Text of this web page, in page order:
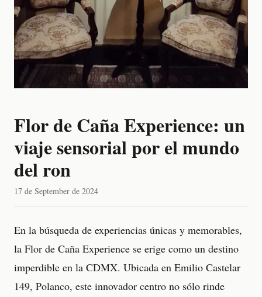
Flor de Caña Experience: un
viaje sensorial por el mundo
del ron
17 de September de 2024
En la búsqueda de experiencias únicas y memorables,
la Flor de Caña Experience se erige como un destino
imperdible en la CDMX. Ubicada en Emilio Castelar
149, Polanco, este innovador centro no sólo rinde